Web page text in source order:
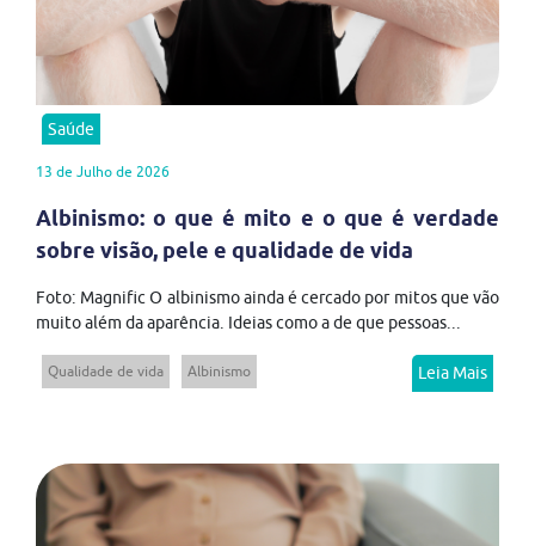
Saúde
13 de Julho de 2026
Albinismo: o que é mito e o que é verdade
sobre visão, pele e qualidade de vida
Foto: Magnific O albinismo ainda é cercado por mitos que vão
muito além da aparência. Ideias como a de que pessoas...
Qualidade de vida Albinismo Leia Mais